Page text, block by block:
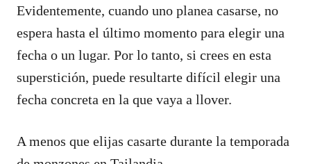
Evidentemente, cuando uno planea casarse, no
espera hasta el último momento para elegir una
fecha o un lugar. Por lo tanto, si crees en esta
superstición, puede resultarte difícil elegir una
fecha concreta en la que vaya a llover.
A menos que elijas casarte durante la temporada